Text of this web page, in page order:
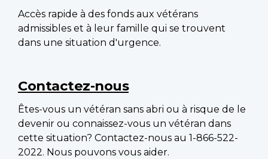
Accès rapide à des fonds aux vétérans
admissibles et à leur famille qui se trouvent
dans une situation d'urgence.
Contactez-nous
Êtes-vous un vétéran sans abri ou à risque de le
devenir ou connaissez-vous un vétéran dans
cette situation? Contactez-nous au 1-866-522-
2022. Nous pouvons vous aider.